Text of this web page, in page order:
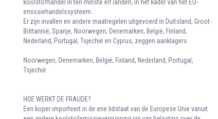
koolstofhandel in ten minste elf landen, in het kader van het EU-
emissiehandelssysteem.
Er zijn invallen en andere maatregelen uitgevoerd in Duitsland, Groot-
Brittannië, Spanje, Noorwegen, Denemarken, België, Finland,
Nederland, Portugal, Tsjechië en Cyprus, zeggen aanklagers.
Noorwegen, Denemarken, België, Finland, Nederland, Portugal,
Tsjechië
HOE WERKT DE FRAUDE?
Een koper importeert in de ene lidstaat van de Europese Unie vanuit